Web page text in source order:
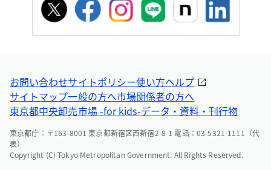
お問い合わせサイトポリシー使い方ヘルプ
サイトマップ一般の方へ市場関係者の方へ
東京都中央卸売市場 -for kids-データ・資料・刊行物
東京都庁：〒163-8001 東京都新宿区西新宿2-8-1 電話：03-5321-1111（代
表）
Copyright (C) Tokyo Metropolitan Government. All Rights Reserved.